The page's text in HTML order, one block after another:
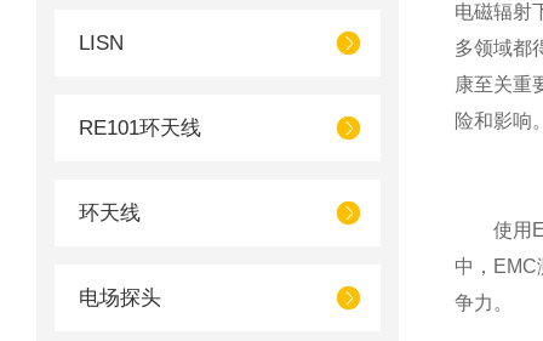
LISN
RE101环天线
环天线
电场探头
电磁辐射
多领域都
康至关重
险和影响
使用
中，
争力。